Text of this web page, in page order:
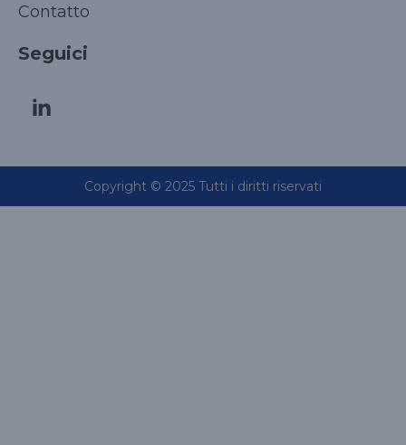
Contatto
Seguici
Copyright © 2025 Tutti i diritti riservati